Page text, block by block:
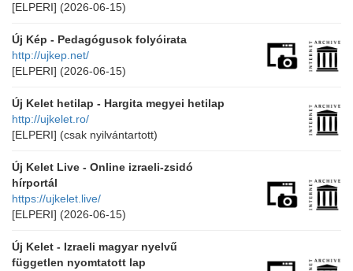
[ELPERI] (2026-06-15)
Új Kép - Pedagógusok folyóirata
http://ujkep.net/
[ELPERI] (2026-06-15)
Új Kelet hetilap - Hargita megyei hetilap
http://ujkelet.ro/
[ELPERI] (csak nyilvántartott)
Új Kelet Live - Online izraeli-zsidó
hírportál
https://ujkelet.live/
[ELPERI] (2026-06-15)
Új Kelet - Izraeli magyar nyelvű
független nyomtatott lap